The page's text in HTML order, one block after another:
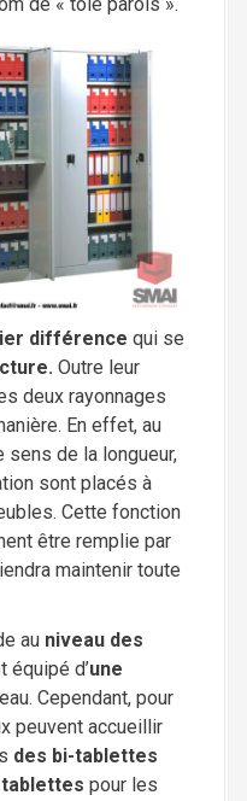
différence qui se
Outre leur
deux rayonnages
En effet, au
sens de la longueur,
sont placés à
Cette fonction
être remplie par
maintenir toute
au niveau des
équipé d’une
Cependant, pour
peuvent accueillir
des bi-tablettes
pour les